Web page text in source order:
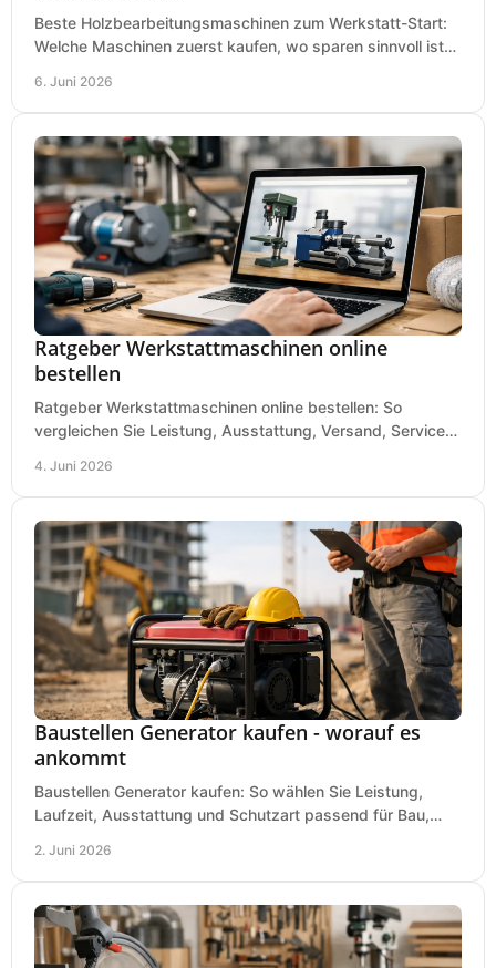
Beste Holzbearbeitungsmaschinen zum Werkstatt-Start:
Welche Maschinen zuerst kaufen, wo sparen sinnvoll ist
6. Juni 2026
Ratgeber Werkstattmaschinen online
bestellen
Ratgeber Werkstattmaschinen online bestellen: So
vergleichen Sie Leistung, Ausstattung, Versand, Service
4. Juni 2026
Baustellen Generator kaufen - worauf es
ankommt
Baustellen Generator kaufen: So wählen Sie Leistung,
Laufzeit, Ausstattung und Schutzart passend für Bau,
2. Juni 2026